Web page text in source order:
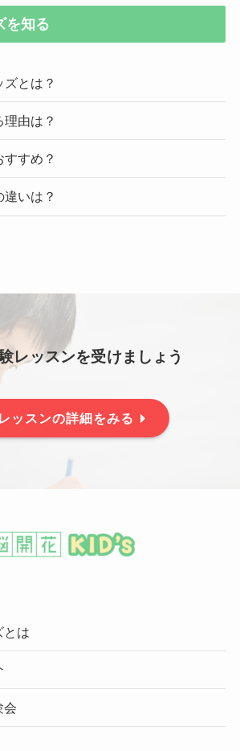
を知る
とは？
由は？
すめ？
いは？
レッスンを受けましょう
ッスンの詳細をみる
とは
会